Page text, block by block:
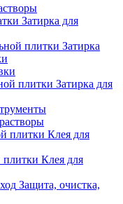
Затирка для
Затирка
Затирка для
Клея для
Клея для
Защита, очистка,